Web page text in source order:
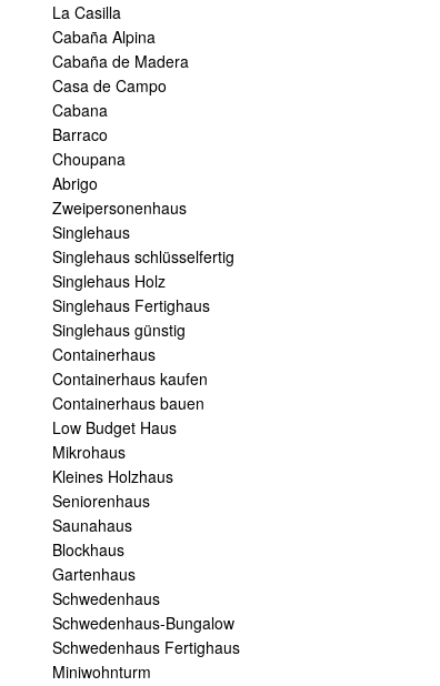
La Casilla
Cabaña Alpina
Cabaña de Madera
Casa de Campo
Cabana
Barraco
Choupana
Abrigo
Zweipersonenhaus
Singlehaus
Singlehaus schlüsselfertig
Singlehaus Holz
Singlehaus Fertighaus
Singlehaus günstig
Containerhaus
Containerhaus kaufen
Containerhaus bauen
Low Budget Haus
Mikrohaus
Kleines Holzhaus
Seniorenhaus
Saunahaus
Blockhaus
Gartenhaus
Schwedenhaus
Schwedenhaus-Bungalow
Schwedenhaus Fertighaus
Miniwohnturm